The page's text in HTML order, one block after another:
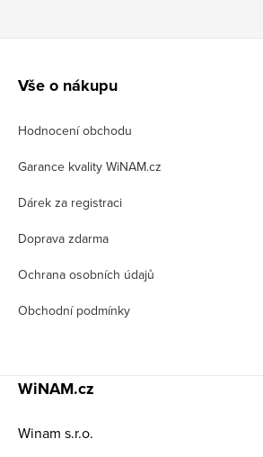
Vše o nákupu
Hodnocení obchodu
Garance kvality WiNAM.cz
Dárek za registraci
Doprava zdarma
Ochrana osobních údajů
Obchodní podmínky
WiNAM.cz
Winam s.r.o.